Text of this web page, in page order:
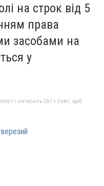
на строк від 5
права
засобами на
у
і натисніть Ctrl + Enter, щоб